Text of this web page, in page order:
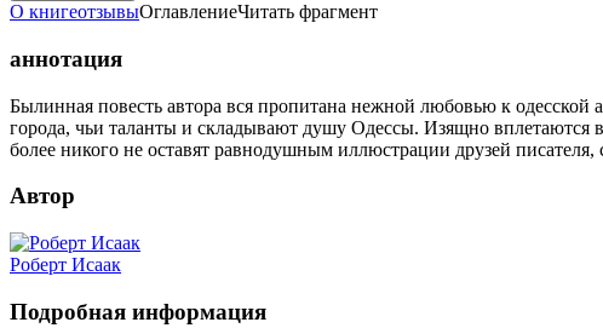
О книгеотзывыОглавлениеЧитать фрагмент
аннотация
Былинная повесть автора вся пропитана нежной любовью к
города, чьи таланты и складывают душу Одессы. Изящно вплетаются
более никого не оставят равнодушным иллюстрации друзей
Автор
Роберт Исаак
Подробная информация